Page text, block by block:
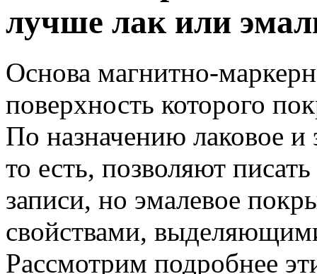
лучше лак или
Основа магнитно-
поверхность которого
По назначению лаковое
то есть, позволяют
записи, но эмалевое
свойствами,
Рассмотрим подробнее